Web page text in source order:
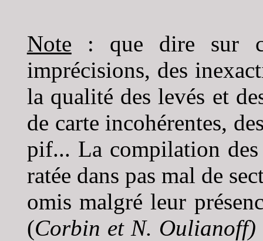
Note : que dire sur
imprécisions, des
la qualité des levés et
de carte incohérentes,
pif... La compilation des
ratée dans pas mal de
omis malgré leur
(Corbin et N. Oulianoff)